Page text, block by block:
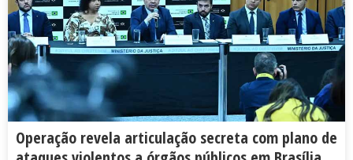
Operação revela articulação secreta com plano de